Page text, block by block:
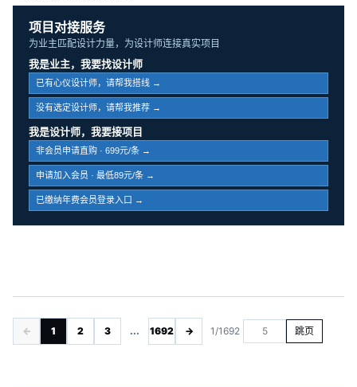
项目对接服务
为业主匹配设计力量，为设计师连接真实项目
我是业主，我要找设计师
已有心仪设计师，请帮我搭线 →
没有选定设计师，请帮我推荐 →
我是设计师，我要接项目
非会员申请直购 · 699元/条 →
申请加入会员 · 最低89元/条 →
已缴纳年费会员登录入口 →
← 1 2 3 ... 1692 → 1/1692 跳页